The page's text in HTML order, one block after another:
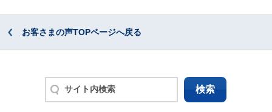
お客さまの声TOPページへ戻る